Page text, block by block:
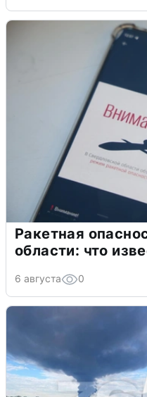
Ракетная
области: что
6 августа 0